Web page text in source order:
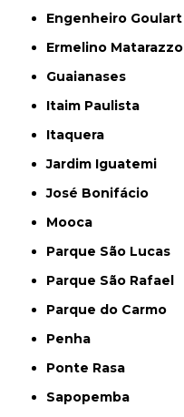
Engenheiro Goulart
Ermelino Matarazzo
Guaianases
Itaim Paulista
Itaquera
Jardim Iguatemi
José Bonifácio
Mooca
Parque São Lucas
Parque São Rafael
Parque do Carmo
Penha
Ponte Rasa
Sapopemba